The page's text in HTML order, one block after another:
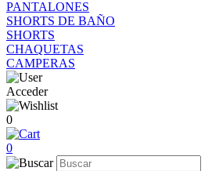
PANTALONES
SHORTS DE BAÑO
SHORTS
CHAQUETAS
CAMPERAS
Acceder
0
0